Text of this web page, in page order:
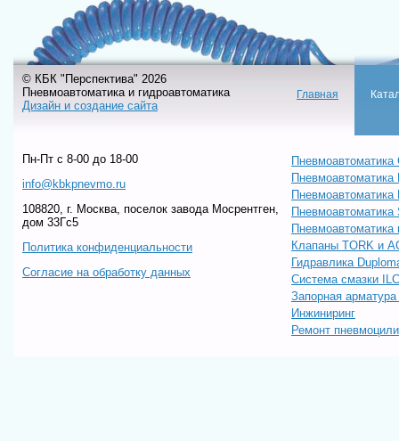
© КБК "Перспектива" 2026
Пневмоавтоматика и гидроавтоматика
Дизайн и создание сайта
Главная
Пн-Пт c 8-00 до 18-00
info@kbkpnevmo.ru
108820, г. Москва, поселок завода Мосрентген,
дом 33Гс5
Политика конфиденциальности
Согласие на обработку данных
Пневмоавтоматика
Пневмоавтоматика
Пневмоавтоматика
Пневмоавтоматика
Клапаны TORK и
Гидравлика
Система смазки ILC
Запорная
Инжиниринг
Ремонт